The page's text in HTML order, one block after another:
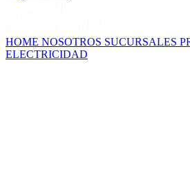
HOME NOSOTROS SUCURSALES
ELECTRICIDAD